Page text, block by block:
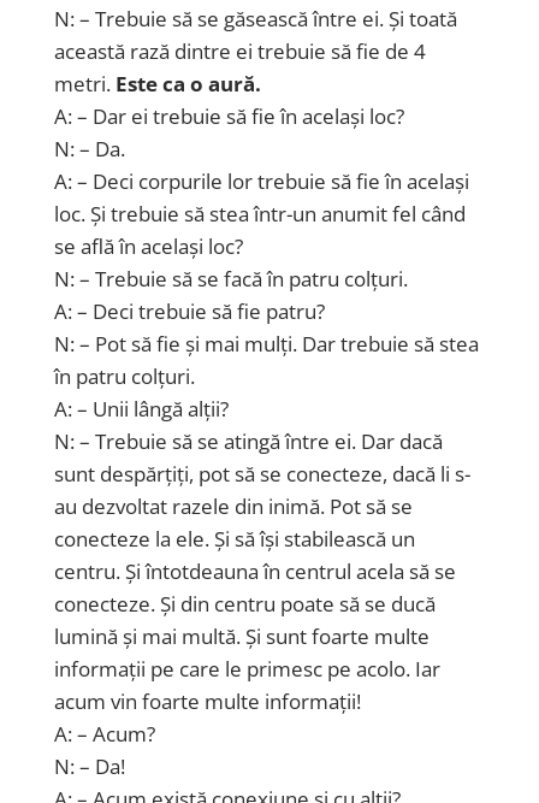
N: – Trebuie să se găsească între ei. Și toată
această rază dintre ei trebuie să fie de 4
metri.Este ca o aură.
A: – Dar ei trebuie să fie în același loc?
N: – Da.
A: – Deci corpurile lor trebuie să fie în același
loc. Și trebuie să stea într-un anumit fel când
se află în același loc?
N: – Trebuie să se facă în patru colțuri.
A: – Deci trebuie să fie patru?
N: – Pot să fie și mai mulți. Dar trebuie să stea
în patru colțuri.
A: – Unii lângă alții?
N: – Trebuie să se atingă între ei. Dar dacă
sunt despărțiți, pot să se conecteze, dacă li s-
au dezvoltat razele din inimă. Pot să se
conecteze la ele. Și să își stabilească un
centru. Și întotdeauna în centrul acela să se
conecteze. Și din centru poate să se ducă
lumină și mai multă. Și sunt foarte multe
informații pe care le primesc pe acolo. Iar
acum vin foarte multe informații!
A: – Acum?
N: – Da!